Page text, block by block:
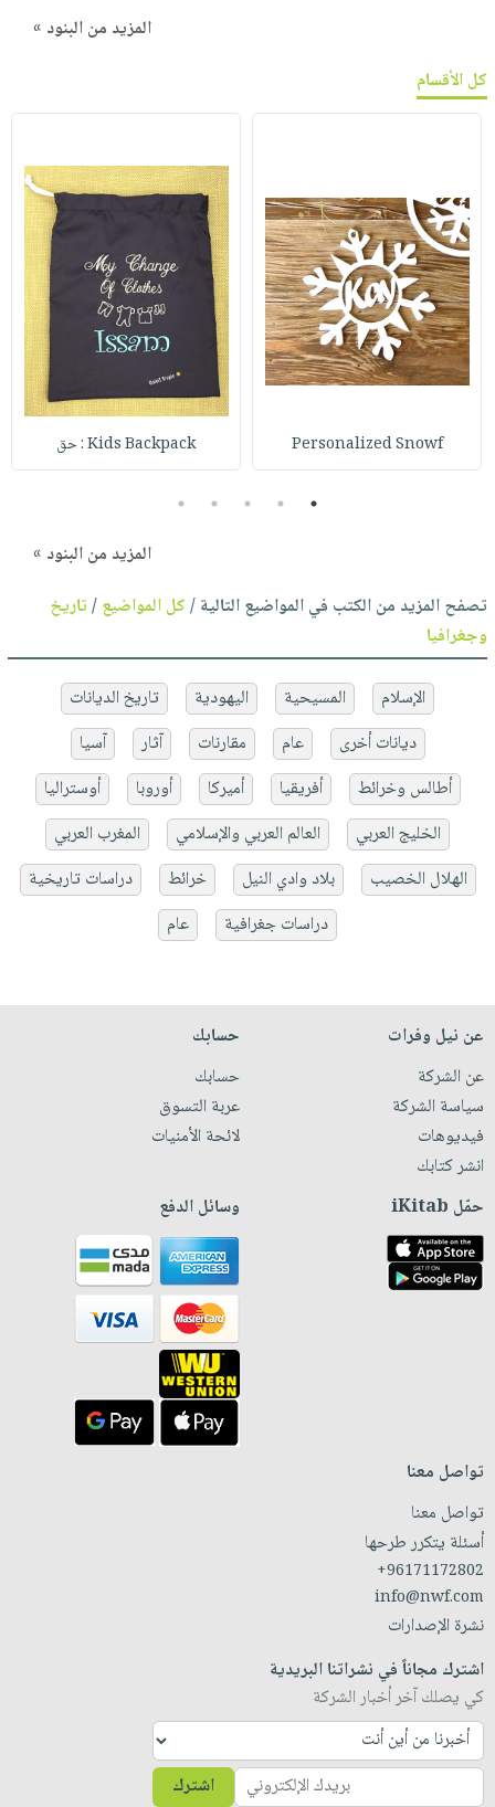
المزيد من البنود »
كل الأقسام
Personalized Snowf Kids Backpack : حق
1
2
3
4
5
المزيد من البنود »
تصفح المزيد من الكتب في المواضيع التالية /كل المواضيع/تاريخ
وجغرافيا
الإسلام المسيحية اليهودية
تاريخ الديانات
ديانات أخرى
عام مقارنات آثار
آسيا
أطالس وخرائط
أفريقيا أميركا أوروبا
أوستراليا
الخليج العربي
العالم العربي والإسلامي
المغرب العربي
الهلال الخصيب
بلاد وادي النيل خرائط
دراسات تاريخية
دراسات جغرافية
عام
عن نيل وفرات
عن الشركة
سياسة الشركة
فيديوهات
انشر كتابك
حسابك
حسابك
عربة التسوق
لائحة الأمنيات
حمّل iKitab وسائل الدفع
تواصل معنا
تواصل معنا
أسئلة يتكرر طرحها
+96171172802
info@nwf.com
نشرة الإصدارات
اشترك مجاناً في نشراتنا البريدية
كي يصلك آخر أخبار الشركة
اشترك